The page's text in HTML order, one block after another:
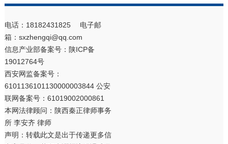
电话：18182431825 电子邮
箱：sxzhengqi@qq.com
信息产业部备案号： 陕ICP备
19012764号
西安网监备案号：
6101136101130000003844 公安
联网备案号：61019002000861
本网法律顾问：陕西秦正律师事务
所 李安齐 律师
声明：转载此文是出于传递更多信